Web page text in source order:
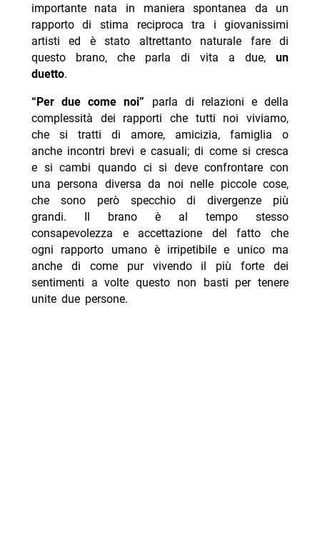
importante nata in maniera spontanea da un
rapporto di stima reciproca tra i giovanissimi
artisti ed è stato altrettanto naturale fare di
questo brano, che parla di vita a due,un
duetto.
“Per due come noi” parla di relazioni e della
complessità dei rapporti che tutti noi viviamo,
che si tratti di amore, amicizia, famiglia o
anche incontri brevi e casuali; di come si cresca
e si cambi quando ci si deve confrontare con
una persona diversa da noi nelle piccole cose,
che sono però specchio di divergenze più
grandi. Il brano è al tempo stesso
consapevolezza e accettazione del fatto che
ogni rapporto umano è irripetibile e unico ma
anche di come pur vivendo il più forte dei
sentimenti a volte questo non basti per tenere
unite due persone.